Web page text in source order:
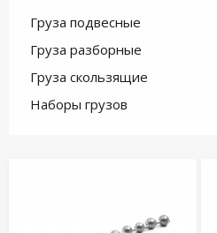
Груза подвесные
Груза разборные
Груза скользящие
Наборы грузов